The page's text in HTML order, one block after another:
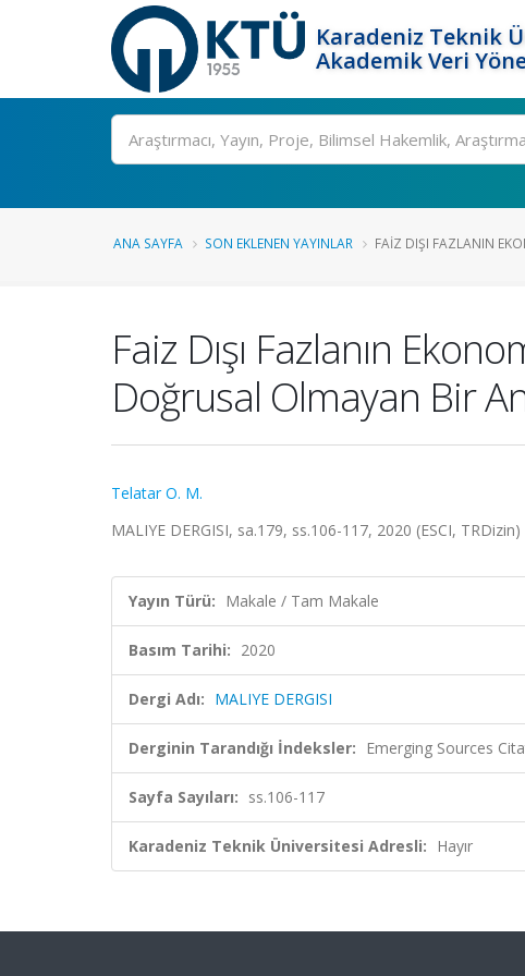
Karadeniz Teknik
Akademik Veri
Ara
ANA SAYFA SON EKLENEN YAYINLAR FAIZ DIŞI FAZLANIN
Faiz Dışı Fazlanın
Doğrusal Olmayan Bir
Telatar O. M.
MALIYE DERGISI, sa.179, ss.106-117, 2020 (ESCI, TRDizin)
Yayın Türü: Makale / Tam Makale
Basım Tarihi: 2020
Dergi Adı: MALIYE DERGISI
Derginin Tarandığı İndeksler: Emerging Sources
Sayfa Sayıları: ss.106-117
Karadeniz Teknik Üniversitesi Adresli: Hayır